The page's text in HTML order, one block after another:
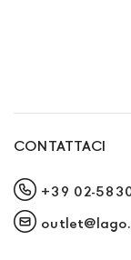
CONTATTACI
+39 02-